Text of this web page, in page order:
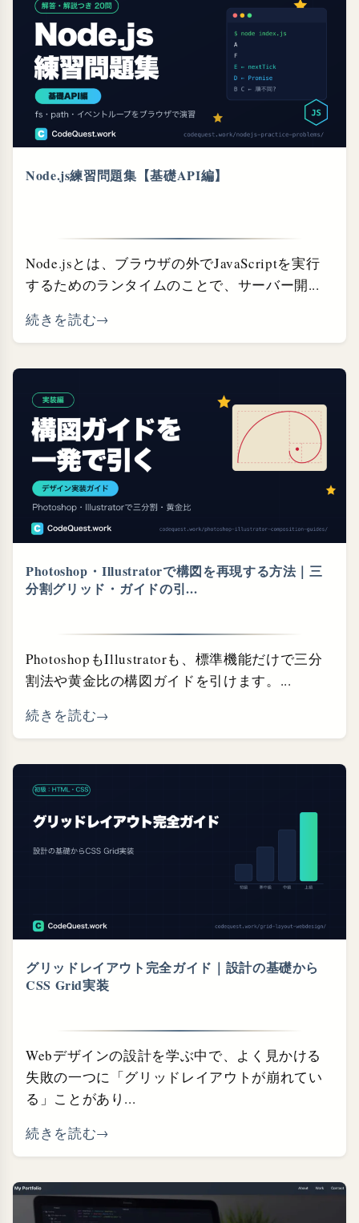
Node.js練習問題集【基礎API編】
Node.jsとは、ブラウザの外でJavaScriptを実行
するためのランタイムのことで、サーバー開...
続きを読む
Photoshop・⁠Illustratorで構図を再現する方法｜三
分割グリッド・⁠ガイドの引...
PhotoshopもIllustratorも、標準機能だけで三分
割法や黄金比の構図ガイドを引けます。...
続きを読む
グリッドレイアウト完全ガイド｜設計の基礎から
CSS Grid実装
Webデザインの設計を学ぶ中で、よく見かける
失敗の一つに「グリッドレイアウトが崩れてい
る」ことがあり...
続きを読む